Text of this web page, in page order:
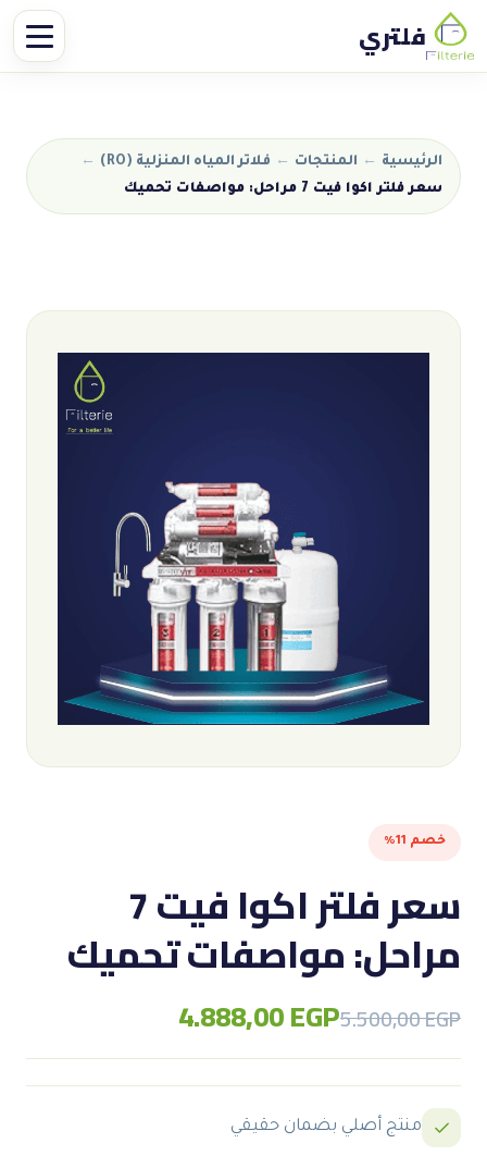
فلتري
الرئيسية ← المنتجات ← فلاتر المياه المنزلية (RO)
←
سعر فلتر اكوا فيت 7 مراحل: مواصفات تحميك
خصم 11%
سعر فلتر اكوا فيت 7
مراحل: مواصفات تحميك
5.500,00EGP
Original
was:
5.500,00 EGP.
4.888,00EGP
Current
is:
4.888,00 EGP.
منتج أصلي بضمان حقيقي